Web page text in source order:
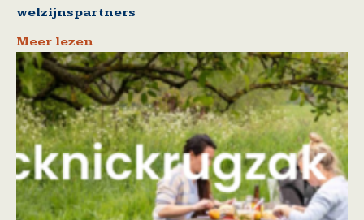
welzijnspartners
Meer lezen